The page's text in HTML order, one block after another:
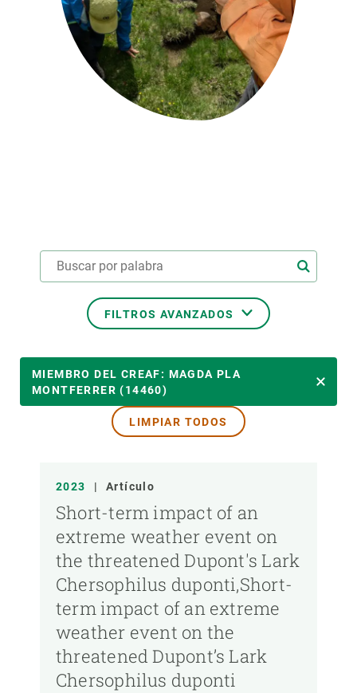
FILTROS AVANZADOS
MIEMBRO DEL CREAF
TIPO DE PUBLICACIÓN
MIEMBRO DEL CREAF: MAGDA PLA
MONTFERRER (14460)
LIMPIAR TODOS
2023 | Artículo
Short-term impact of an
extreme weather event on
the threatened Dupont's Lark
Chersophilus duponti,Short-
term impact of an extreme
weather event on the
threatened Dupont’s Lark
Chersophilus duponti
NOTICIAS Y AGENDA